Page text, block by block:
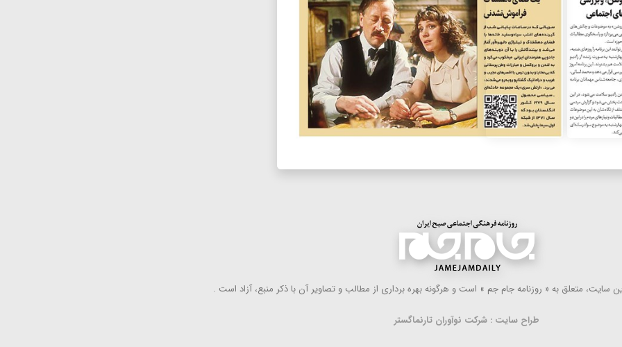
سایت، متعلق به « روزنامه جام جم » است و هرگونه بهره ‌برداری از مطالب و تصاویر آن با ذكر منبع، آزاد است .
طراح سایت : شرکت نوآوران تارنماگستر